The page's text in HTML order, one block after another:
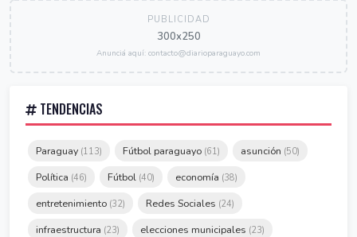
PUBLICIDAD
300x250
Anunciá aquí: contacto@diarioparaguayo.com
TENDENCIAS
Paraguay (113) Fútbol paraguayo (61) asunción (50)
Política (46) Fútbol (40) economía (38)
entretenimiento (32) Redes Sociales (24)
infraestructura (23) elecciones municipales (23)